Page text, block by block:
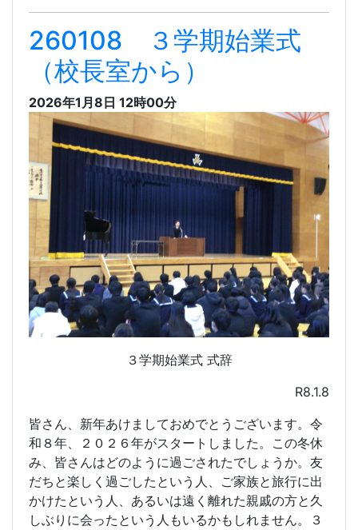
260108 ３学期始業式
（校長室から）
2026年1月8日 12時00分
３学期始業式 式辞
R8.1.8
皆さん、新年あけましておめでとうございます。令
和８年、２０２６年がスタートしました。この冬休
み、皆さんはどのように過ごされたでしょうか。友
だちと楽しく過ごしたという人、ご家族と旅行に出
かけたという人、あるいは遠く離れた親戚の方と久
しぶりに会ったという人もいるかもしれません。３